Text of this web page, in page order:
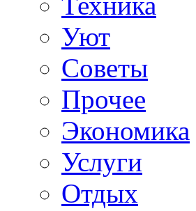
Уют
Советы
Прочее
Экономика
Услуги
Отдых